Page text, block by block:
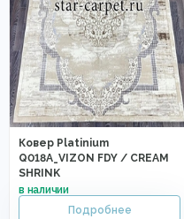
Ковер Platinium
Q018A_VIZON FDY / CREAM
SHRINK